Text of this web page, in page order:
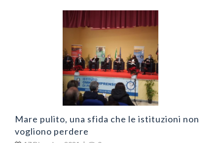
Mare pulito, una sfida che le istituzioni non
vogliono perdere